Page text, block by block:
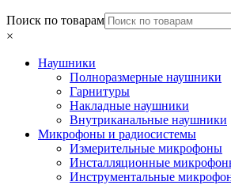
Поиск по товарам
×
Наушники
Полноразмерные наушники
Гарнитуры
Накладные наушники
Внутриканальные наушники
Микрофоны и радиосистемы
Измерительные микрофоны
Инсталляционные
Инструментальные